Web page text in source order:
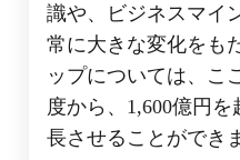
識や、ビジネスマイ
常に大きな変化をも
ップについては、こ
度から、1,600億円
長させることができ